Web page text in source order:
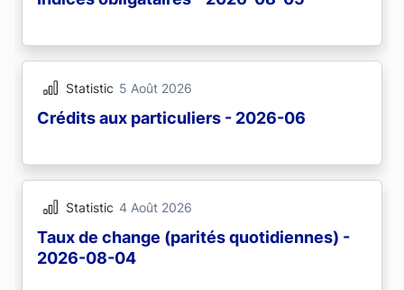
Statistic 5 Août 2026
Crédits aux particuliers - 2026-06
Statistic 4 Août 2026
Taux de change (parités quotidiennes) -
2026-08-04